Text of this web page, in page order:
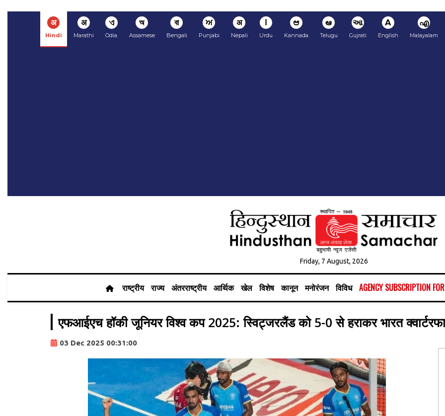
अ
Hindi
अ
Marathi
ଏ
Odia
অ
Assamese
বা
Bengali
ਅ
Punjabi
अ
Nepali
ا
Urdu
ಆ
Kannada
ఆ
Telugu
આ
Gujrati
A
English
എ
Malayalam
Friday, 7 August, 2026
राष्ट्रीय राज्य अंतरराष्ट्रीय आर्थिक खेल विशेष कानून मनोरंजन विविध AGENCY SUBSCRIPTION
एफआईएच हॉकी जूनियर विश्व कप 2025: स्विट्जरलैंड को 5-0 से हराकर भारत
03 Dec 2025 00:31:00